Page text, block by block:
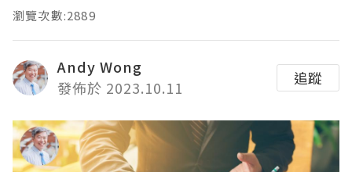
瀏覽次數:2889
Andy Wong
發佈於 2023.10.11
追蹤